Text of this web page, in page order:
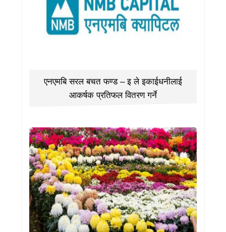
एनएमबि सरल बचत फण्ड – इ ले इकाईधनीलाई
आकर्षक प्रतिफल वितरण गर्ने